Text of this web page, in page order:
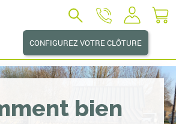
CONFIGUREZ VOTRE CLÔTURE
bien